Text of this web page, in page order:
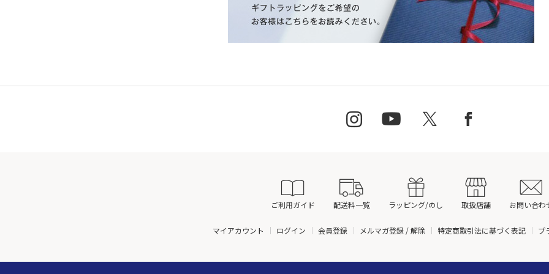
ご利用ガイド 配送料一覧 ラッピング/のし 取扱店舗 お問い合わ
マイアカウント ログイン 会員登録 メルマガ登録 / 解除 特定商取引法に基づく表記 プ